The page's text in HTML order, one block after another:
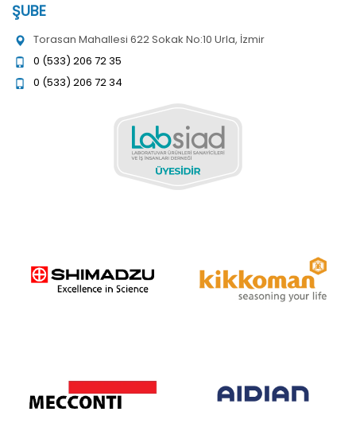
ŞUBE
Torasan Mahallesi 622 Sokak No:10 Urla, İzmir
0 (533) 206 72 35
0 (533) 206 72 34